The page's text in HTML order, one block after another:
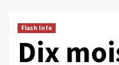
Flash Info
Dix